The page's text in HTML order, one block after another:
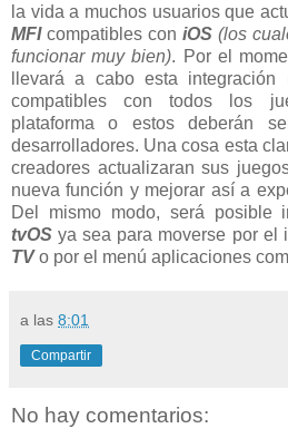
la vida a muchos usuarios que
MFI compatibles con iOS (los
funcionar muy bien). Por el
llevará a cabo esta
compatibles con todos los
plataforma o estos deberán
desarrolladores. Una cosa esta
creadores actualizaran sus
nueva función y mejorar así a
Del mismo modo, será posible
tvOS ya sea para moverse por el
TVo por el menú aplicaciones
a las 8:01
Compartir
No hay comentarios: